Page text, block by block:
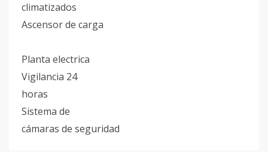
climatizados
Ascensor de carga
Planta electrica
Vigilancia 24
horas
Sistema de
cámaras de seguridad